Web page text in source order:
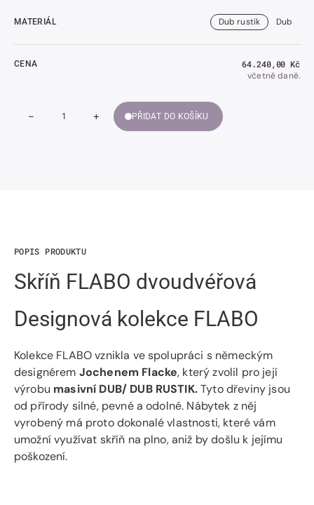
MATERIÁL Dub rustik Dub
CENA Běžná
cena
64.240,00 Kč
včetně daně.
Snížit
-
Zvýšit
množství
+ PŘIDAT DO KOŠÍKU
POPIS PRODUKTU
Skříň FLABO dvoudvéřová
Designová kolekce FLABO
Kolekce FLABO vznikla ve spolupráci s německým
designérem Jochenem Flacke, který zvolil pro její
výrobu masivní DUB/ DUB RUSTIK.Tyto dřeviny jsou
od přírody silné, pevné a odolné. Nábytek z něj
vyrobený má proto dokonalé vlastnosti, které vám
umožní využívat skříň na plno, aniž by došlu k jejímu
poškození.